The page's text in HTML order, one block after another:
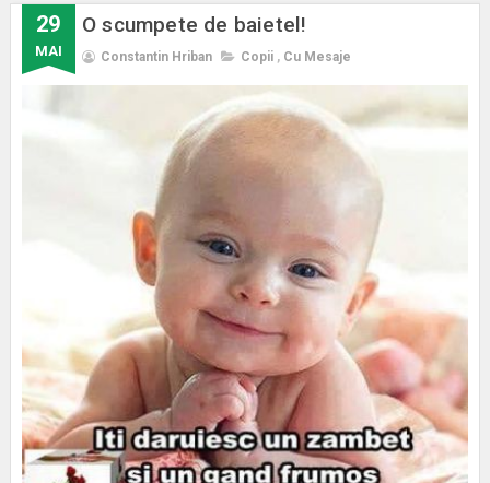
29
MAI
O scumpete de baietel!
Constantin Hriban Copii , Cu Mesaje